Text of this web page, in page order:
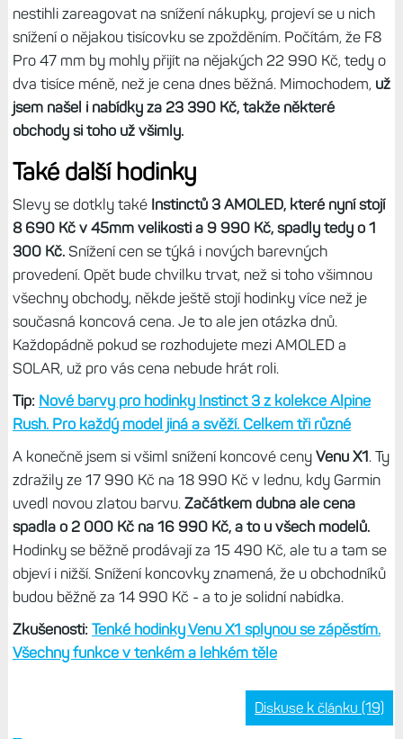
nestihli zareagovat na snížení nákupky, projeví se u nich
snížení o nějakou tisícovku se zpožděním. Počítám, že F8
Pro 47 mm by mohly přijít na nějakých 22 990 Kč, tedy o
dva tisíce méně, než je cena dnes běžná. Mimochodem, už
jsem našel i nabídky za 23 390 Kč, takže některé
obchody si toho už všimly.
Také další hodinky
Slevy se dotkly také Instinctů 3 AMOLED, které nyní stojí
8 690 Kč v 45mm velikosti a 9 990 Kč, spadly tedy o 1
300 Kč.Snížení cen se týká i nových barevných
provedení. Opět bude chvilku trvat, než si toho všimnou
všechny obchody, někde ještě stojí hodinky více než je
současná koncová cena. Je to ale jen otázka dnů.
Každopádně pokud se rozhodujete mezi AMOLED a
SOLAR, už pro vás cena nebude hrát roli.
Tip: Nové barvy pro hodinky Instinct 3 z kolekce Alpine
Rush. Pro každý model jiná a svěží. Celkem tři různé
A konečně jsem si všiml snížení koncové ceny Venu X1. Ty
zdražily ze 17 990 Kč na 18 990 Kč v lednu, kdy Garmin
uvedl novou zlatou barvu. Začátkem dubna ale cena
spadla o 2 000 Kč na 16 990 Kč, a to u všech modelů.
Hodinky se běžně prodávají za 15 490 Kč, ale tu a tam se
objeví i nižší. Snížení koncovky znamená, že u obchodníků
budou běžně za 14 990 Kč - a to je solidní nabídka.
Zkušenosti: Tenké hodinky Venu X1 splynou se zápěstím.
Všechny funkce v tenkém a lehkém těle
Diskuse k článku (19)